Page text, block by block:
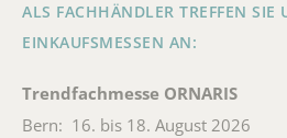
ALS FACHHÄNDLER TREFFEN SIE
EINKAUFSMESSEN AN:
Trendfachmesse ORNARIS
Bern: 16. bis 18. August 2026